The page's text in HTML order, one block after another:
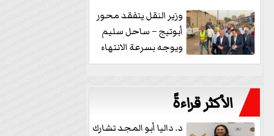
وزير النقل يتفقد محور
أبوتيج – ساحل سليم
ويوجه بسرعة الانتهاء
من...
الأكثر قراءةً
د. داليا أبو المجد تشارك